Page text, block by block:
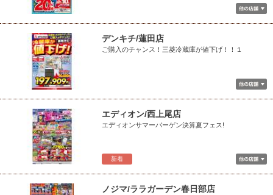
デンキチ/蓮田店
ご購入のチャンス！三菱冷蔵庫が値下げ！！１
新着
エディオン/西上尾店
エディオンサマーバーゲン決算夏フェス!
ノジマ/ララガーデン春日部店